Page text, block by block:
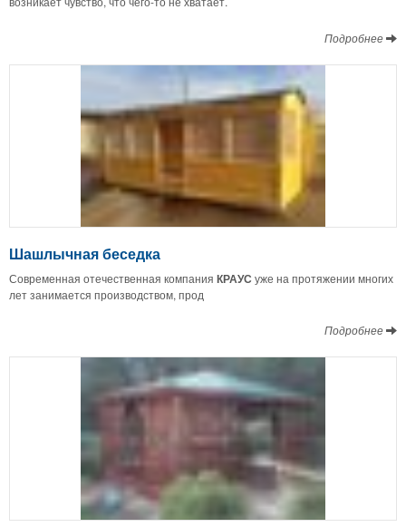
Подробнее
Шашлычная беседка
Современная отечественная компания КРАУС уже на протяжении многих
лет занимается производством, прод
Подробнее